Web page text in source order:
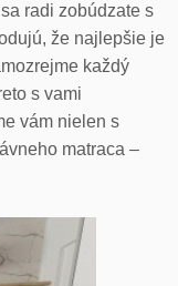
radi zobúdzate s
že najlepšie je
každý
s vami
vám nielen s
matraca –